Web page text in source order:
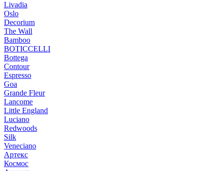
Livadia
Oslo
Decorium
The Wall
Bamboo
BOTICCELLI
Bottega
Contour
Espresso
Goa
Grande Fleur
Lancome
Little England
Luciano
Redwoods
Silk
Veneciano
Артекс
Космос